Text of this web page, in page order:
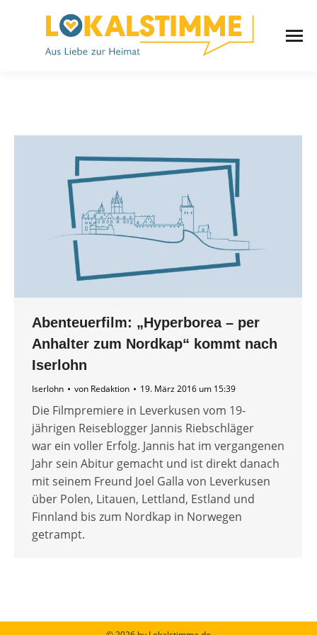
Abenteuerfilm: „Hyperborea – per
Anhalter zum Nordkap“ kommt nach
Iserlohn
Iserlohn von Redaktion 19. März 2016 um 15:39
Die Filmpremiere in Leverkusen vom 19-
jährigen Reiseblogger Jannis Riebschläger
war ein voller Erfolg. Jannis hat im vergangenen
Jahr sein Abitur gemacht und ist direkt danach
mit seinem Freund Joel Galla von Leverkusen
über Polen, Litauen, Lettland, Estland und
Finnland bis zum Nordkap in Norwegen
getrampt.